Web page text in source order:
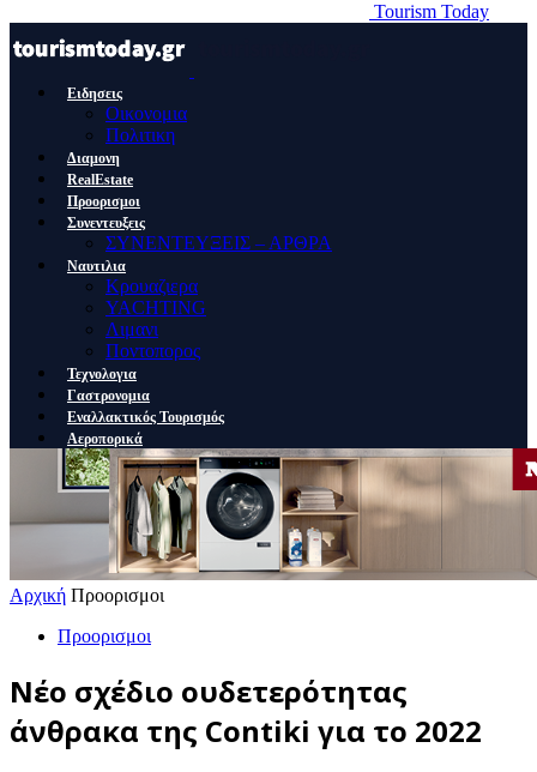
Tourism Today
Ειδησεις
Οικονομια
Πολιτικη
Διαμονη
RealEstate
Προορισμοι
Συνεντευξεις
ΣΥΝΕΝΤΕΥΞΕΙΣ – ΑΡΘΡΑ
Ναυτιλια
Κρουαζιερα
YACHTING
Λιμανι
Ποντοπορος
Τεχνολογια
Γαστρονομια
Εναλλακτικός Τουρισμός
Αεροπορικά
Αρχική Προορισμοι
Προορισμοι
Νέο σχέδιο ουδετερότητας
άνθρακα της Contiki για το 2022